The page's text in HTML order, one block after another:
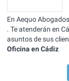
En Aequo
. Te atenderán en
asuntos de sus
Oficina en Cádiz